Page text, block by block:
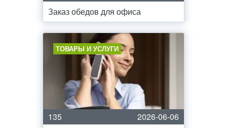
Заказ обедов для офиса
ТОВАРЫ И УСЛУГИ
135
2026-06-06